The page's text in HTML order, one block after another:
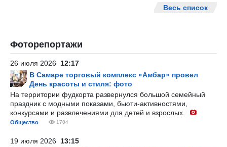
Весь список
Фоторепортажи
26 июля 2026 12:17
В Самаре торговый комплекс «Амбар» провел
День красоты и стиля: фото
На территории фудкорта развернулся большой семейный
праздник с модными показами, бьюти-активностями,
конкурсами и развлечениями для детей и взрослых.
Общество 1704
19 июля 2026 13:15